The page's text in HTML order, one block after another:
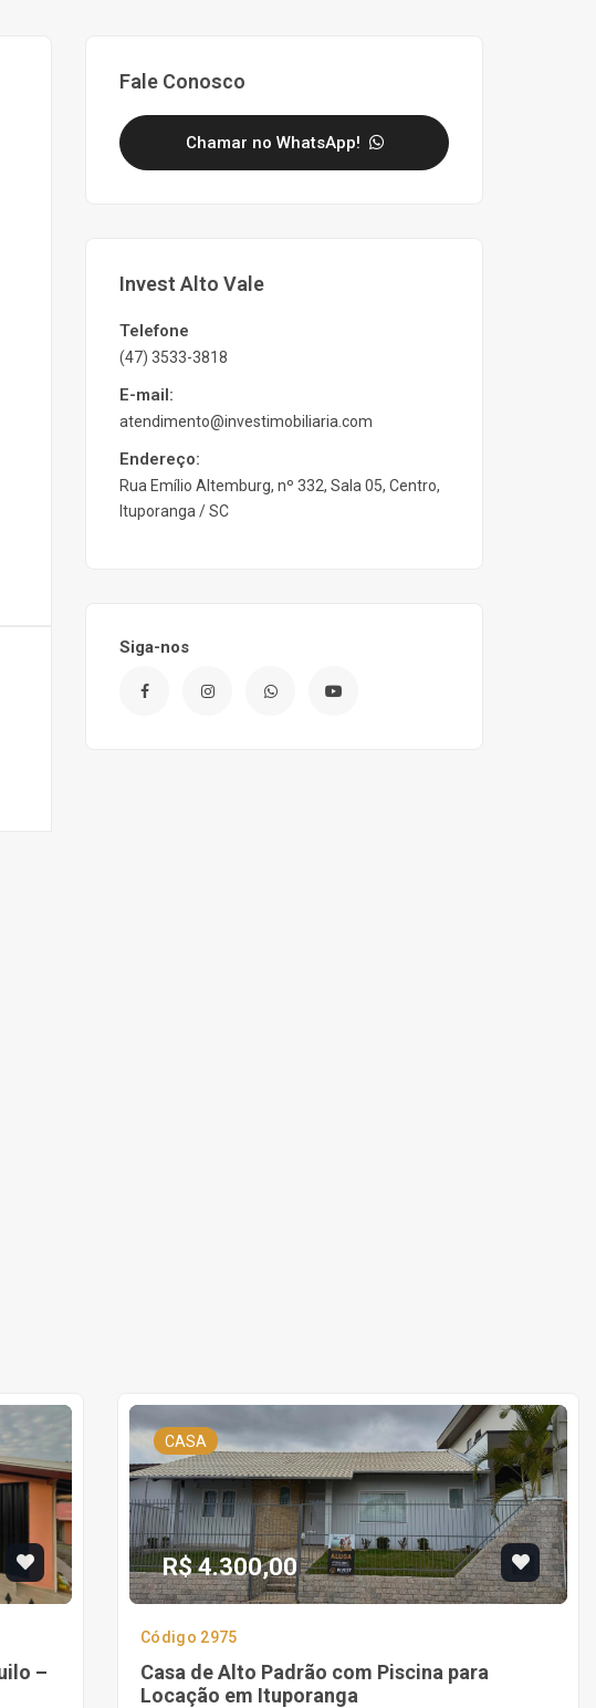
Fale Conosco
Chamar no WhatsApp!
Invest Alto Vale
Telefone
(47) 3533-3818
E-mail:
atendimento@investimobiliaria.com
Endereço:
Rua Emílio Altemburg, nº 332, Sala 05, Centro,
Ituporanga / SC
Siga-nos
–
CASA
R$ 4.300,00
Código 2975
Casa de Alto Padrão com Piscina para
Locação em Ituporanga